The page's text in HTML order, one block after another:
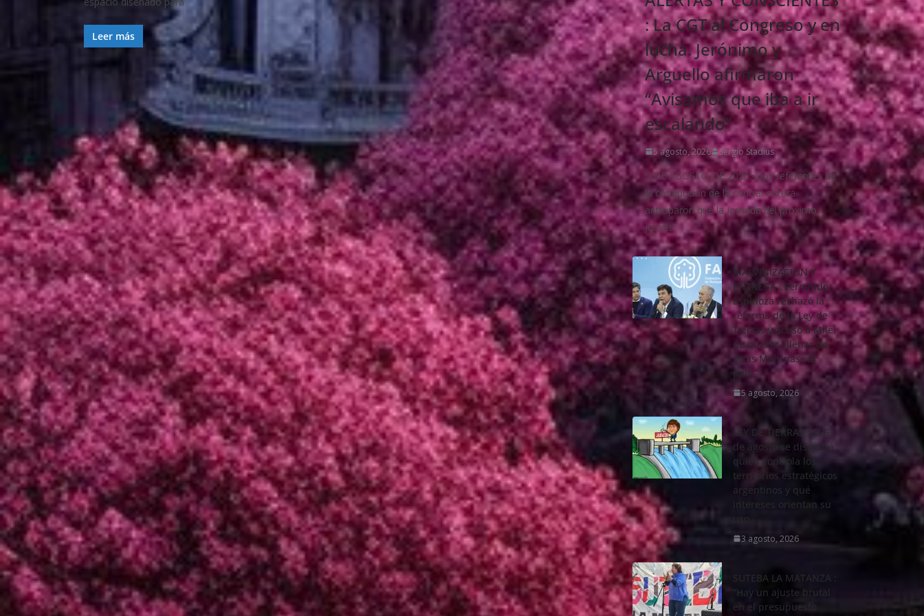
Leer más
: La CGT al Congreso y en
lucha. Jerónimo y
Arguello afirmaron
“Avisamos que iba a ir
escalando”
5 agosto, 2026 Sergio Stadius
5 DE AGOSTO DE 2026.-Dos referentes de
la conducción de la central obrera
anticiparon que la jornada del próximo
jueves
MALVINIZACIÖN Y
ENTREGA : Fernando
Espinoza rechazó la
reforma de la Ley de
Tierras y acusó a Milei
de querer «llenar de
otras Malvinas» al
país.-
5 agosto, 2026
LEY DE TIERRAS : El 6
de agosto se discutirá
quién controla los
territorios estratégicos
argentinos y qué
intereses orientan su
uso.-
3 agosto, 2026
SUTEBA LA MATANZA :
“Hay un ajuste brutal
en el presupuesto